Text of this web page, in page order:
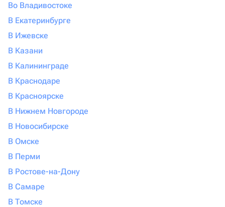
Во Владивостоке
В Екатеринбурге
В Ижевске
В Казани
В Калининграде
В Краснодаре
В Красноярске
В Нижнем Новгороде
В Новосибирске
В Омске
В Перми
В Ростове-на-Дону
В Самаре
В Томске